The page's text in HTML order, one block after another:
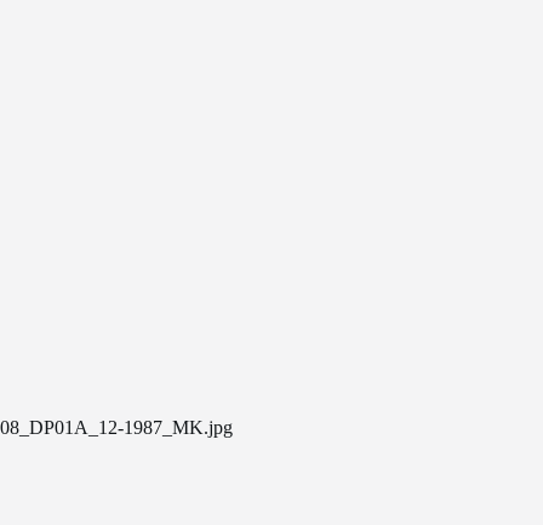
08_DP01A_12-1987_MK.jpg